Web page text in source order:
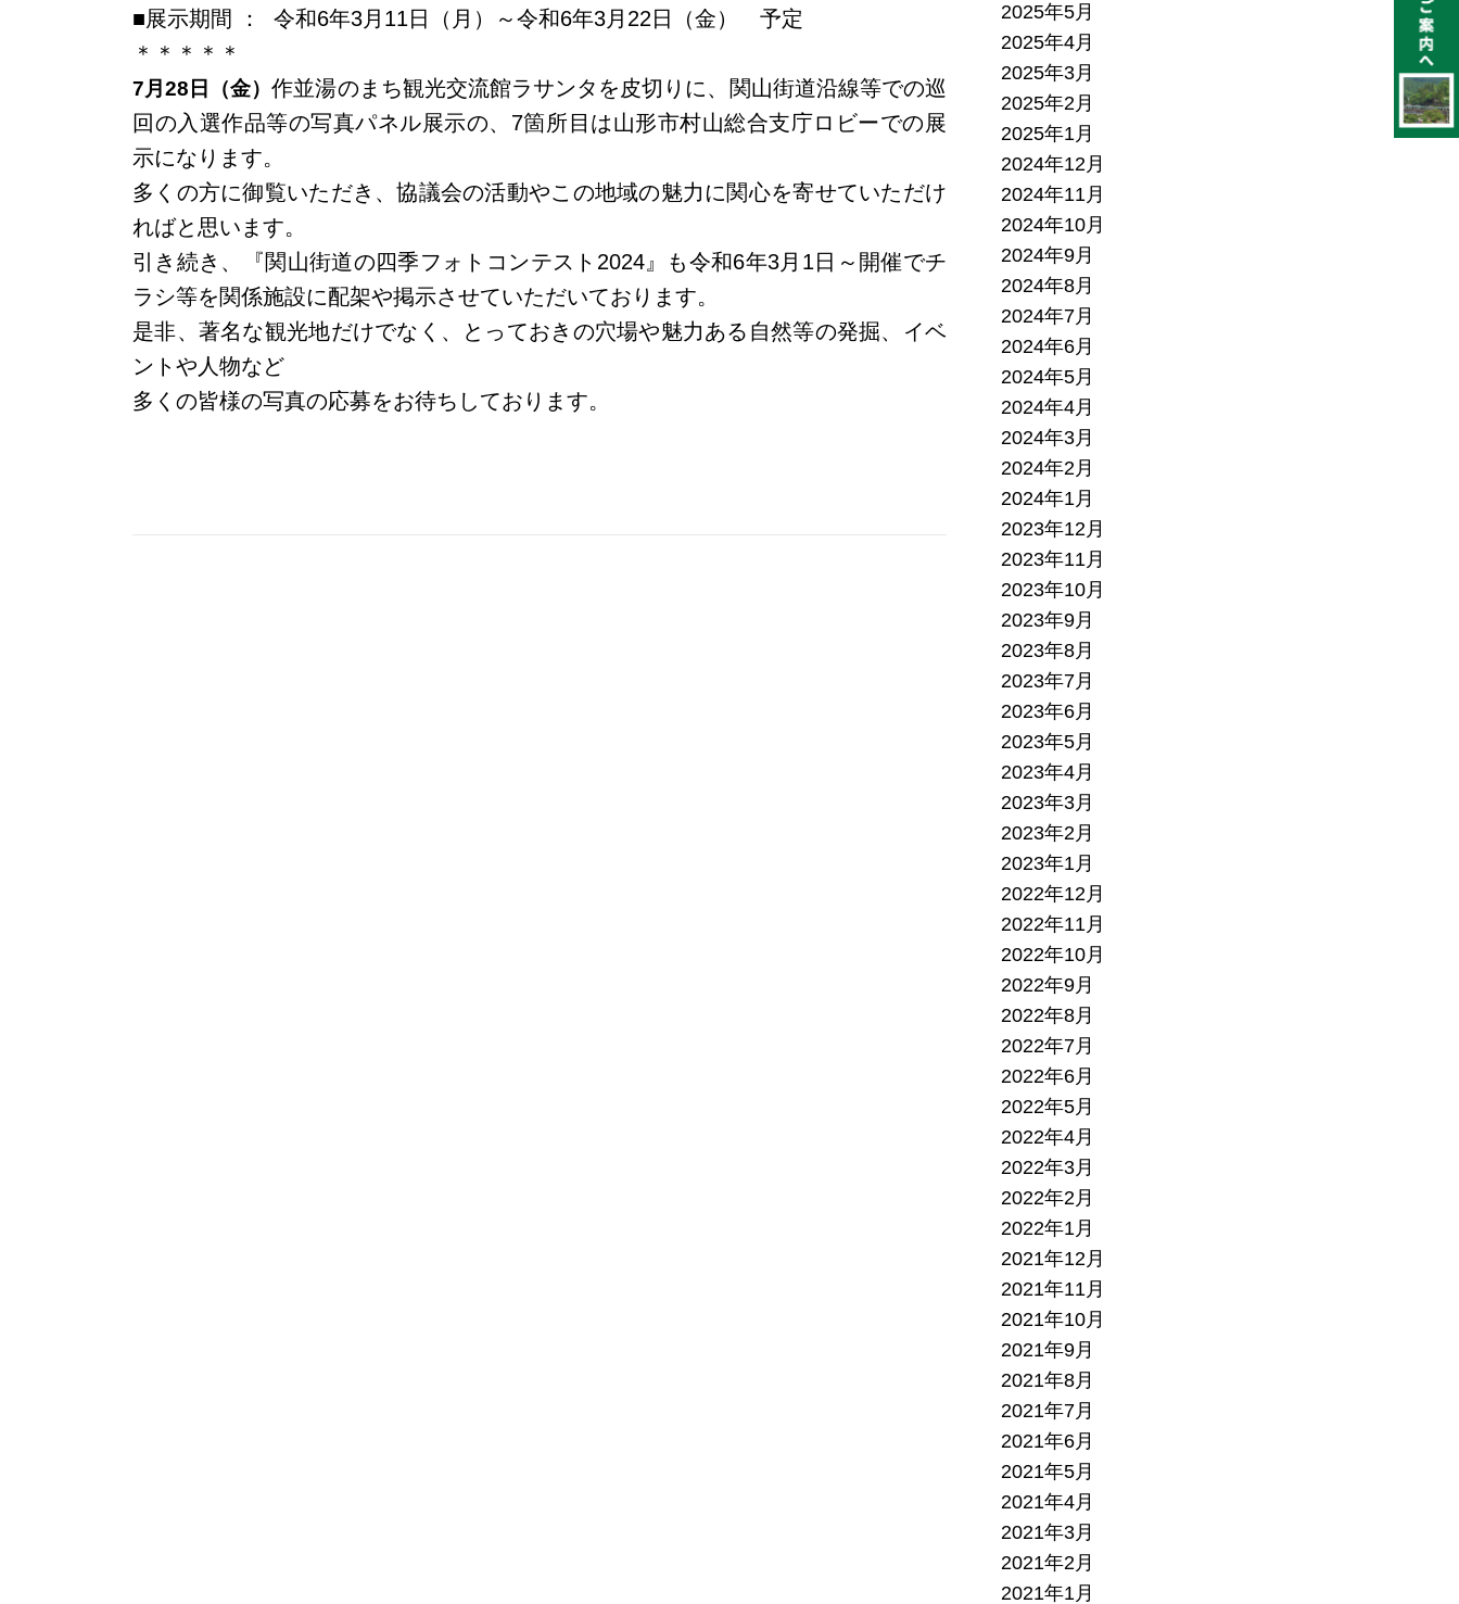
■展示期間 ： 令和6年3月11日（月）～令和6年3月22日（金） 予定
＊＊＊＊＊
7月28日（金）作並湯のまち観光交流館ラサンタを皮切りに、関山街道沿線等での巡
回の入選作品等の写真パネル展示の、7箇所目は山形市村山総合支庁ロビーでの展
示になります。
多くの方に御覧いただき、協議会の活動やこの地域の魅力に関心を寄せていただけ
ればと思います。
引き続き、『関山街道の四季フォトコンテスト2024』も令和6年3月1日～開催でチ
ラシ等を関係施設に配架や掲示させていただいております。
是非、著名な観光地だけでなく、とっておきの穴場や魅力ある自然等の発掘、イベ
ントや人物など
多くの皆様の写真の応募をお待ちしております。
2025年5月
2025年4月
2025年3月
2025年2月
2025年1月
2024年12月
2024年11月
2024年10月
2024年9月
2024年8月
2024年7月
2024年6月
2024年5月
2024年4月
2024年3月
2024年2月
2024年1月
2023年12月
2023年11月
2023年10月
2023年9月
2023年8月
2023年7月
2023年6月
2023年5月
2023年4月
2023年3月
2023年2月
2023年1月
2022年12月
2022年11月
2022年10月
2022年9月
2022年8月
2022年7月
2022年6月
2022年5月
2022年4月
2022年3月
2022年2月
2022年1月
2021年12月
2021年11月
2021年10月
2021年9月
2021年8月
2021年7月
2021年6月
2021年5月
2021年4月
2021年3月
2021年2月
2021年1月